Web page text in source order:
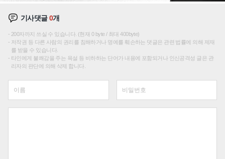
기사댓글0개
200자까지 쓰실 수 있습니다. (현재 0 byte / 최대 400byte)
저작권 등 다른 사람의 권리를 침해하거나 명예를 훼손하는 댓글은 관련 법률에 의해 제재
를 받을 수 있습니다.
타인에게 불쾌감을 주는 욕설 등 비하하는 단어가 내용에 포함되거나 인신공격성 글은 관
리자의 판단에 의해 삭제 합니다.